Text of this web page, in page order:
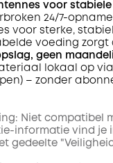
voor
24/7-
voor sterke,
voeding
geen
lokaal op
– zonder
Niet compatibel
informatie vind je
gedeelte